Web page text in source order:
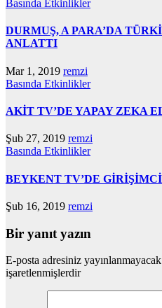
Basında Etkinlikler
DURMUŞ, A PARA’DA
ANLATTI
Mar 1, 2019 remzi
Basında Etkinlikler
AKİT TV’DE YAPAY ZEKA
Şub 27, 2019 remzi
Basında Etkinlikler
BEYKENT TV’DE
Şub 16, 2019 remzi
Bir yanıt yazın
E-posta adresiniz
işaretlenmişlerdir